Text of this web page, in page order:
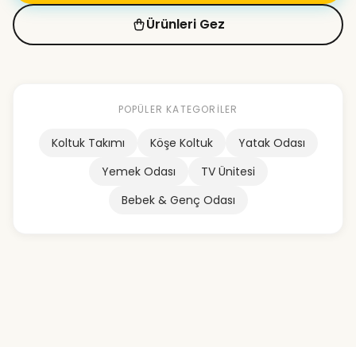
Ürünleri Gez
POPÜLER KATEGORILER
Koltuk Takımı Köşe Koltuk
Yatak Odası
Yemek Odası
TV Ünitesi
Bebek & Genç Odası